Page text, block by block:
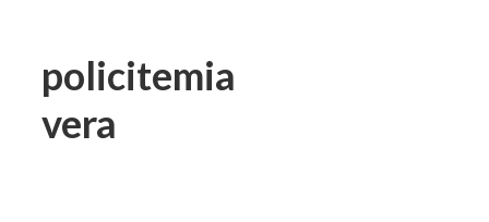
policitemia
vera